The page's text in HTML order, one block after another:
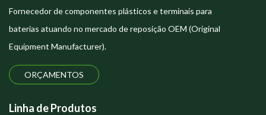
Fornecedor de componentes plásticos e terminais para
baterias atuando no mercado de reposição OEM (Original
Equipment Manufacturer).
ORÇAMENTOS
Linha de Produtos